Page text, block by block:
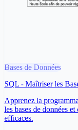
Bases de Données
SQL - Maîtriser les
Apprenez la
les bases de données
efficaces.